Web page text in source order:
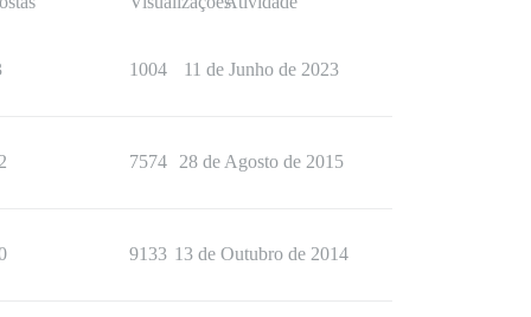
1004 11 de Junho de 2023
7574 28 de Agosto de 2015
9133 13 de Outubro de 2014